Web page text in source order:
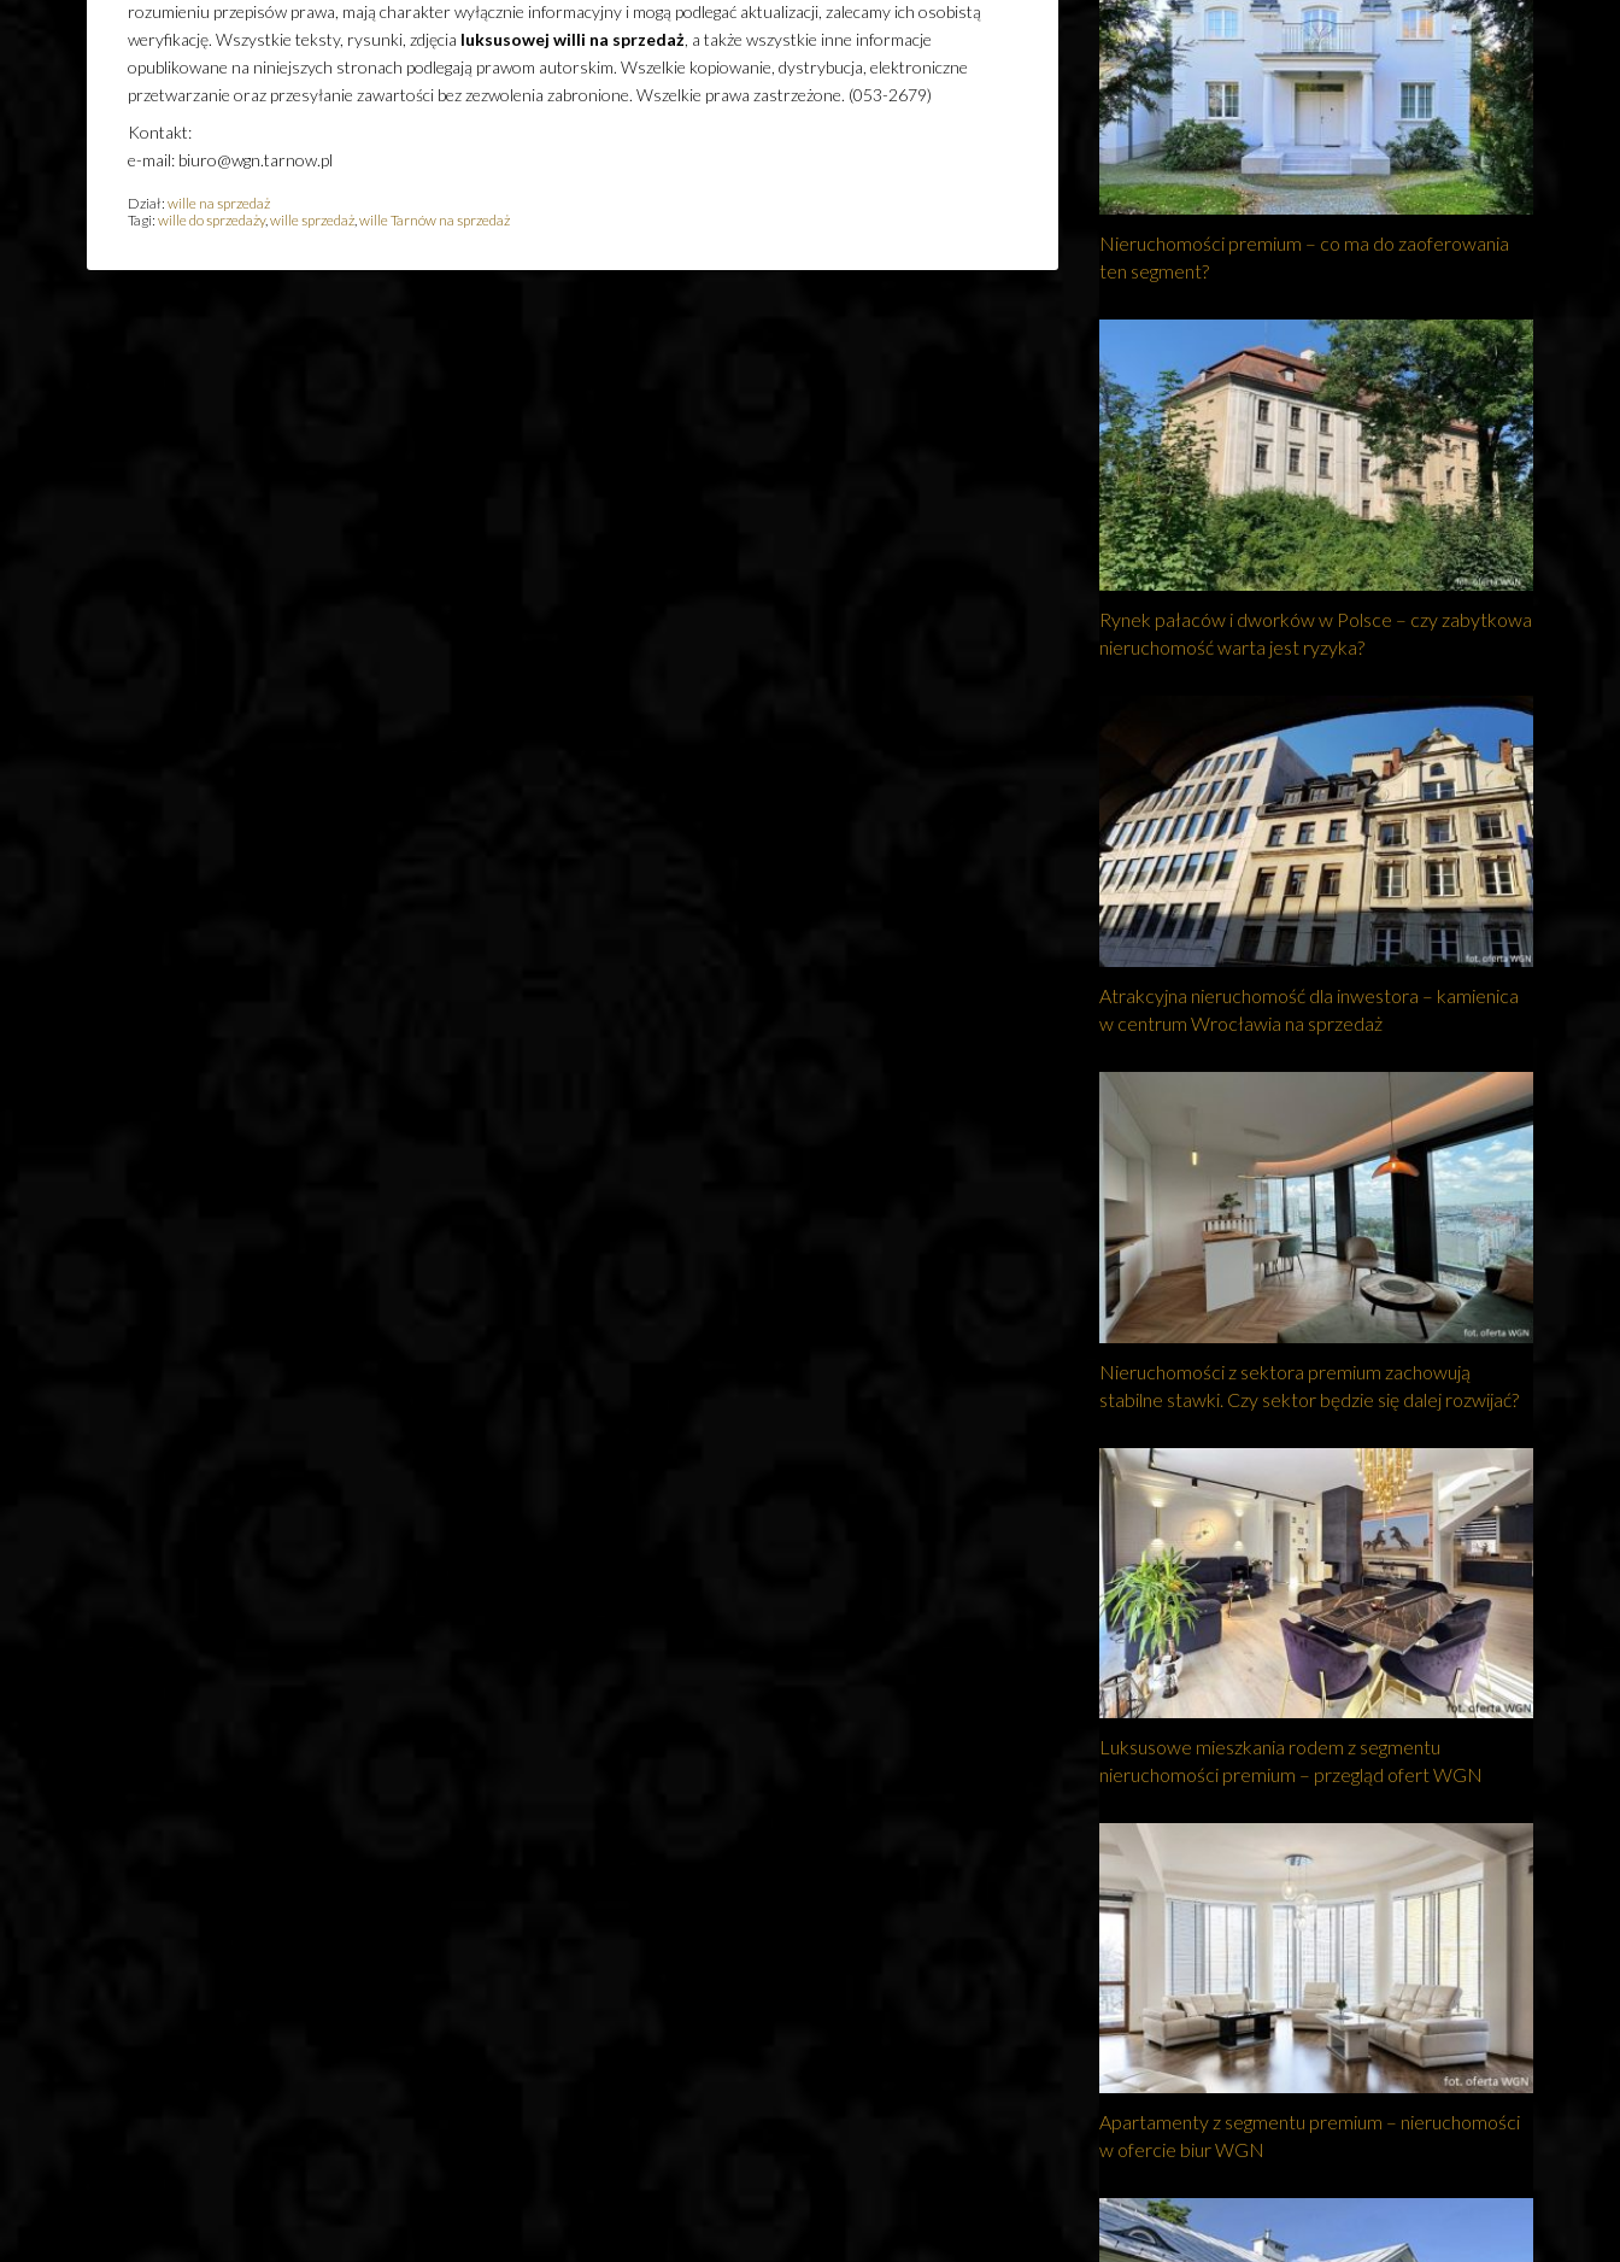
rozumieniu przepisów prawa, mają charakter wyłącznie informacyjny i mogą podlegać aktualizacji, zalecamy ich osobistą
weryfikację. Wszystkie teksty, rysunki, zdjęcia luksusowej willi na sprzedaż, a także wszystkie inne informacje
opublikowane na niniejszych stronach podlegają prawom autorskim. Wszelkie kopiowanie, dystrybucja, elektroniczne
przetwarzanie oraz przesyłanie zawartości bez zezwolenia zabronione. Wszelkie prawa zastrzeżone. (053-2679)
Kontakt:
e-mail: biuro@wgn.tarnow.pl
Dział: wille na sprzedaż
Tagi: wille do sprzedaży,wille sprzedaż,wille Tarnów na sprzedaż
Nieruchomości premium – co ma do zaoferowania
ten segment?
Rynek pałaców i dworków w Polsce – czy zabytkowa
nieruchomość warta jest ryzyka?
Atrakcyjna nieruchomość dla inwestora – kamienica
w centrum Wrocławia na sprzedaż
Nieruchomości z sektora premium zachowują
stabilne stawki. Czy sektor będzie się dalej rozwijać?
Luksusowe mieszkania rodem z segmentu
nieruchomości premium – przegląd ofert WGN
Apartamenty z segmentu premium – nieruchomości
w ofercie biur WGN